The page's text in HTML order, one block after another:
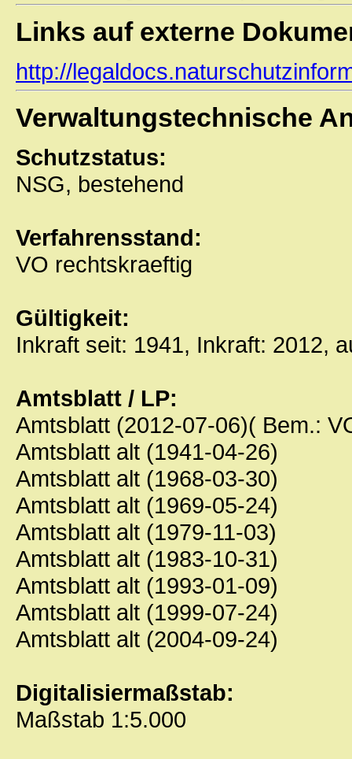
Links auf externe
http://
Verwaltungstechnische
Schutzstatus:
NSG, bestehend
Verfahrensstand:
VO rechtskraeftig
Gültigkeit:
Inkraft seit: 1941, Inkraft: 2012,
Amtsblatt / LP:
Amtsblatt (2012-07-06)( Bem.:
Amtsblatt alt (1941-04-26)
Amtsblatt alt (1968-03-30)
Amtsblatt alt (1969-05-24)
Amtsblatt alt (1979-11-03)
Amtsblatt alt (1983-10-31)
Amtsblatt alt (1993-01-09)
Amtsblatt alt (1999-07-24)
Amtsblatt alt (2004-09-24)
Digitalisiermaßstab:
Maßstab 1:5.000